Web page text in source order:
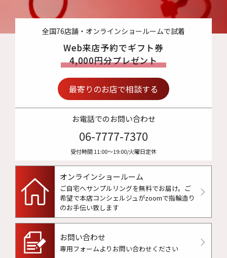
全国76店舗・オンラインショールームで試着
Web来店予約でギフト券
4,000円分プレゼント
最寄りのお店で相談する
お電話でのお問い合わせ
06-7777-7370
受付時間 11:00〜19:00/火曜日定休
オンラインショールーム
ご自宅へサンプルリングを無料でお届け。 ご
希望で本店コンシェルジュがzoomで指輪造り
のお手伝い致します
お問い合わせ
専用フォームよりお問い合わせください